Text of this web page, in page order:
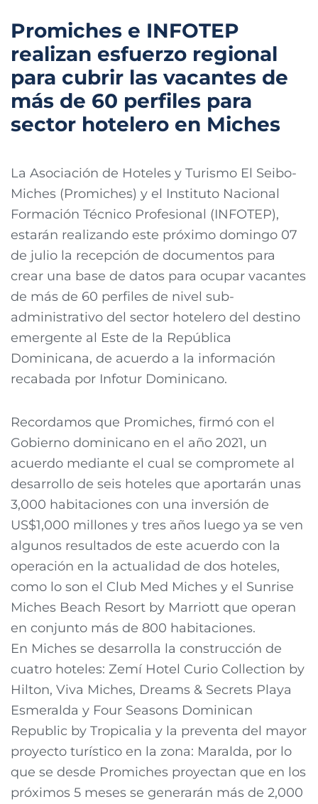
Promiches e INFOTEP
realizan esfuerzo regional
para cubrir las vacantes de
más de 60 perfiles para
sector hotelero en Miches
La Asociación de Hoteles y Turismo El Seibo-
Miches (Promiches) y el Instituto Nacional
Formación Técnico Profesional (INFOTEP),
estarán realizando este próximo domingo 07
de julio la recepción de documentos para
crear una base de datos para ocupar vacantes
de más de 60 perfiles de nivel sub-
administrativo del sector hotelero del destino
emergente al Este de la República
Dominicana, de acuerdo a la información
recabada por Infotur Dominicano.
Recordamos que Promiches, firmó con el
Gobierno dominicano en el año 2021, un
acuerdo mediante el cual se compromete al
desarrollo de seis hoteles que aportarán unas
3,000 habitaciones con una inversión de
US$1,000 millones y tres años luego ya se ven
algunos resultados de este acuerdo con la
operación en la actualidad de dos hoteles,
como lo son el Club Med Miches y el Sunrise
Miches Beach Resort by Marriott que operan
en conjunto más de 800 habitaciones.
En Miches se desarrolla la construcción de
cuatro hoteles: Zemí Hotel Curio Collection by
Hilton, Viva Miches, Dreams & Secrets Playa
Esmeralda y Four Seasons Dominican
Republic by Tropicalia y la preventa del mayor
proyecto turístico en la zona: Maralda, por lo
que se desde Promiches proyectan que en los
próximos 5 meses se generarán más de 2,000